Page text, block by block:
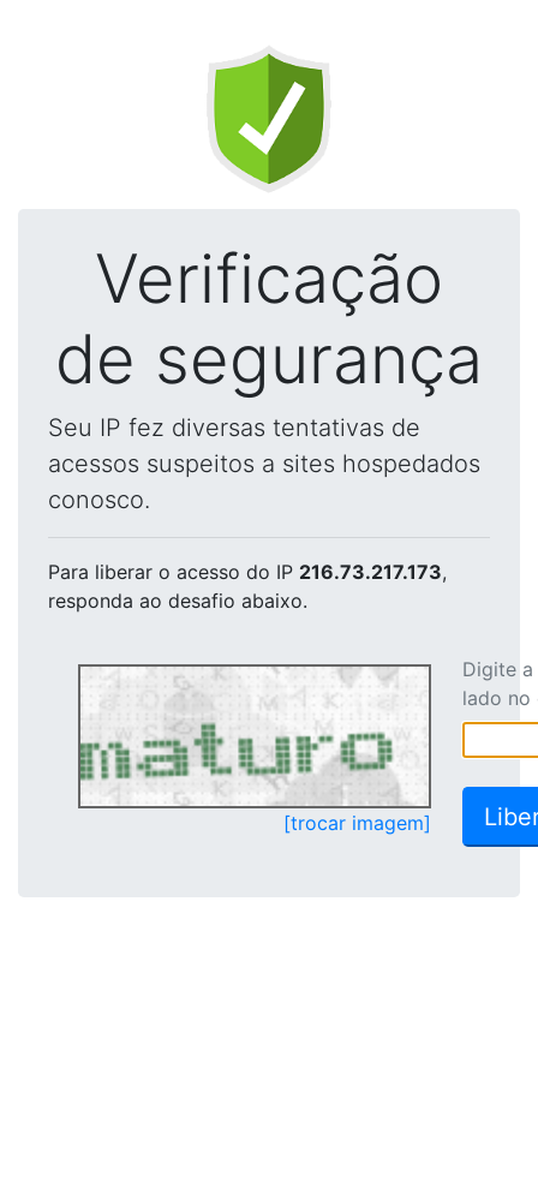
Verificação
de segurança
Seu IP fez diversas tentativas de
acessos suspeitos a sites hospedados
conosco.
Para liberar o acesso do IP 216.73.217.173,
responda ao desafio abaixo.
[trocar imagem]
Digite
lado no